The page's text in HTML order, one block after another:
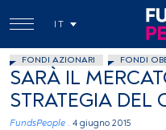
IT
FONDI AZIONARI FONDI
SARÀ IL
STRATEGIA DEL
FundsPeople . 4 giugno 2015